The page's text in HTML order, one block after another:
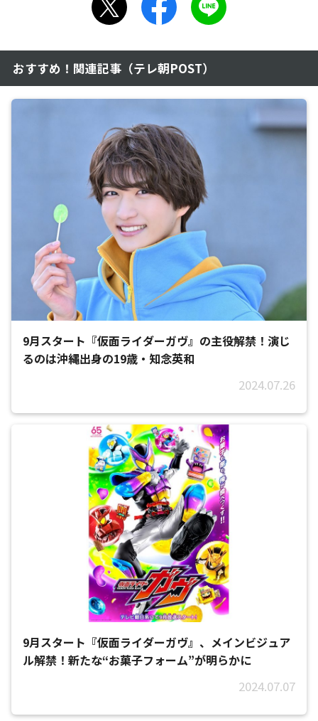
おすすめ！関連記事（テレ朝POST）
9月スタート『仮面ライダーガヴ』の主役解禁！演じ
るのは沖縄出身の19歳・知念英和
2024.07.26
9月スタート『仮面ライダーガヴ』、メインビジュア
ル解禁！新たな“お菓子フォーム”が明らかに
2024.07.07